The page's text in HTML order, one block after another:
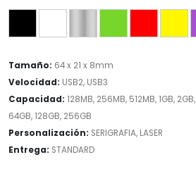
Tamaño: 64 x 21 x 8mm
Velocidad: USB2, USB3
Capacidad: 128MB, 256MB, 512MB, 1GB,
64GB, 128GB, 256GB
Personalización: SERIGRAFIA, LASER
Entrega: STANDARD